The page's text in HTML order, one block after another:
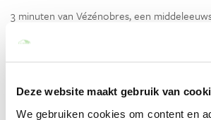
Deze website maakt gebruik van
We gebruiken cookies om content en
3 minuten van Vézénobres, een
op minder dan 45 minuten met de auto en
stranden van de Camargue.
wandelpaden, racefietscircuit en zelfs